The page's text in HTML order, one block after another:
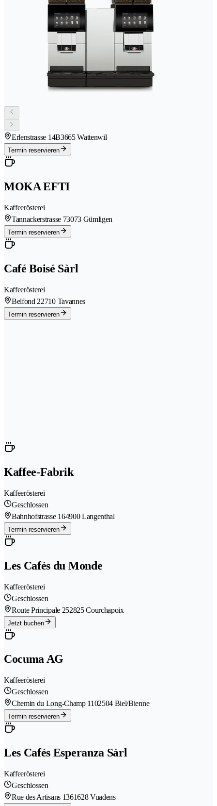
Erlenstrasse 14B3665 Wattenwil
Termin reservieren
MOKA EFTI
Kaffeerösterei
Tannackerstrasse 73073 Gümligen
Termin reservieren
Café Boisé Sàrl
Kaffeerösterei
Belfond 22710 Tavannes
Termin reservieren
Kaffee-Fabrik
Kaffeerösterei
Geschlossen
Bahnhofstrasse 164900 Langenthal
Termin reservieren
Les Cafés du Monde
Kaffeerösterei
Geschlossen
Route Principale 252825 Courchapoix
Jetzt buchen
Cocuma AG
Kaffeerösterei
Geschlossen
Chemin du Long-Champ 1102504 Biel/Bienne
Termin reservieren
Les Cafés Esperanza Sàrl
Kaffeerösterei
Geschlossen
Rue des Artisans 1361628 Vuadens